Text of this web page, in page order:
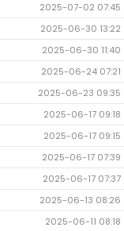
2025-07-02 07:45
2025-06-30 13:22
2025-06-30 11:40
2025-06-24 07:21
2025-06-23 09:35
2025-06-17 09:18
2025-06-17 09:15
2025-06-17 07:39
2025-06-17 07:37
2025-06-13 08:26
2025-06-11 08:18